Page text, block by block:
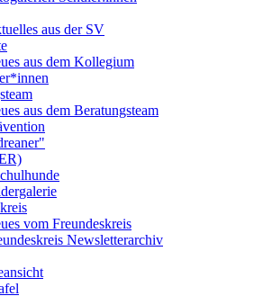
aus der SV
aus dem Kollegium
aus dem Beratungsteam
vom Freundeskreis
Newsletterarchiv